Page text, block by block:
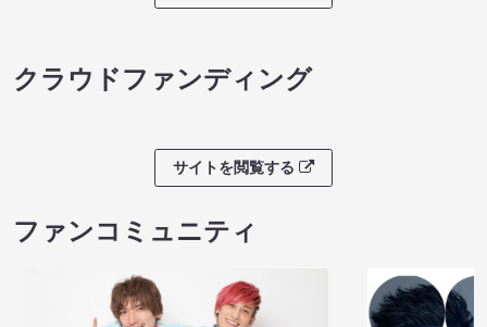
クラウドファンディング
サイトを閲覧する
ファンコミュニティ